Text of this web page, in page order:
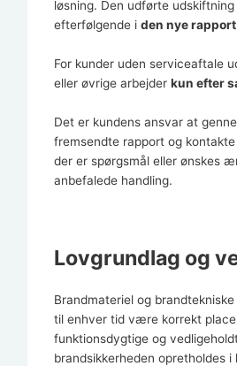
løsning. Den udførte
efterfølgende i den nye rapport
For kunder uden serviceaftale
eller øvrige arbejder kun efter
Det er kundens ansvar at
fremsendte rapport og kontakte
der er spørgsmål eller ønskes
anbefalede handling.
Lovgrundlag og
Brandmateriel og
til enhver tid være korrekt
funktionsdygtige og
brandsikkerheden opretholdes i